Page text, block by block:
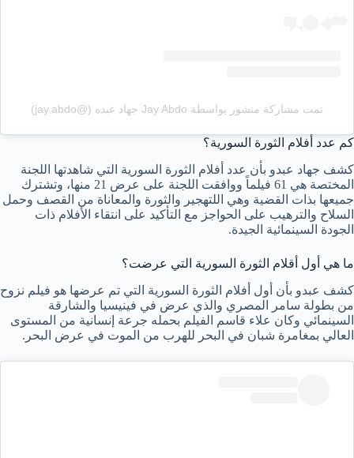
تمت مشاركة منشور بواسطة ‏‎Jay Abdo جهاد عبده‎‏ (@‏‎jay.abdo‎‏)
كم عدد أفلام الثورة السورية؟
كشف جهاد عبدو بأن عدد أفلام الثورة السورية التي شاهدتها اللجنة
المختصة هي 61 فيلماً ووافقت اللجنة على عرض 21 منها، وتشترك
جميعها بذات القضية وهي اللتهجير والثورة والمعاناة من القصف وحمل
السلاح والترهيب على الحواجز مع التأكيد على انتقاء الأفلام ذات
الجودة السينمائية الجيدة.
ما هي أول أقلام الثورة السورية التي عرضت؟
كشف عبدو بأن أول أفلام الثورة السورية التي تم عرضها هو فيلم نزوح
من بطولة سامر المصري والذي عرض في فينيسيا والشارقة
السينمائي وكان علاء قاسم الفيلم بحمله جرعة إنسانية من المستوى
العالي بمغامرة شبان في البحر للهرب من الموت في عرض البحر.